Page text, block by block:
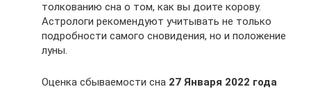
толкованию сна о том, как вы доите корову.
Астрологи рекомендуют учитывать не только
подробности самого сновидения, но и положение
луны.
Оценка сбываемости сна 27 Января 2022 года